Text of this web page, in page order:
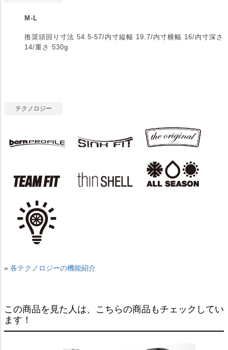
M-L
推奨頭回り寸法 54.5-57/内寸縦幅 19.7/内寸横幅 16/内寸深さ
14/重さ 530g
テクノロジー
» 各テクノロジーの機能紹介
この商品を見た人は、こちらの商品もチェックしてい
ます！